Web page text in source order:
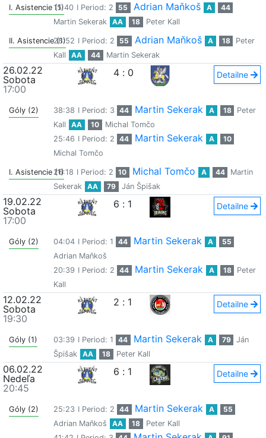
I. Asistencie (1)15:40 I Period: 2 55 Adrian Maňkoš A
44
Martin Sekerak
AA 18 Peter Kall
II. Asistencie (1)
28:52 I Period: 2 55 Adrian Maňkoš A 18
Peter
Kall
AA 44 Martin Sekerak
26.02.22
Sobota
17:00
4 : 0 Detailne
Góly (2) 38:38 I Period: 3 44 Martin Sekerak A 18
Peter
Kall
AA 10
Michal Tomčo
25:46 I Period: 2 44 Martin Sekerak A
10
Michal Tomčo
I. Asistencie (1)26:18 I Period: 2 10 Michal Tomčo A 44
Martin
Sekerak
AA 79 Ján Špišak
19.02.22
Sobota
17:00
6 : 1 Detailne
Góly (2) 04:04 I Period: 1 44 Martin Sekerak A
55
Adrian Maňkoš
20:39 I Period: 2 44 Martin Sekerak A 18
Peter
Kall
12.02.22
Sobota
19:30
2 : 1 Detailne
Góly (1) 03:39 I Period: 1 44 Martin Sekerak A 79
Ján
Špišak
AA 18 Peter Kall
06.02.22
Nedeľa
20:45
6 : 1 Detailne
Góly (2) 25:23 I Period: 2 44 Martin Sekerak A
55
Adrian Maňkoš
AA 18
Peter Kall